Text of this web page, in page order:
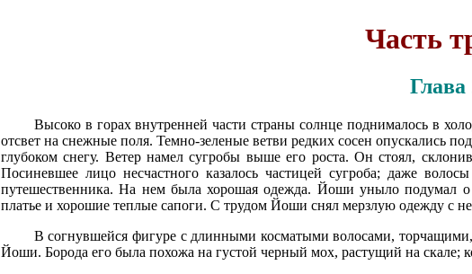
Часть
Глава
Высоко в горах внутренней части страны солнце поднималось в
отсвет на снежные поля. Темно-зеленые ветви редких сосен опускались
глубоком снегу. Ветер намел сугробы выше его роста. Он стоял,
Посиневшее лицо несчастного казалось частицей сугроба; даже
путешественника. На нем была хорошая одежда. Йоши уныло подумал о
платье и хорошие теплые сапоги. С трудом Йоши снял мерзлую одежду с
В согнувшейся фигуре с длинными косматыми волосами,
Йоши. Борода его была похожа на густой черный мох, растущий на скале;